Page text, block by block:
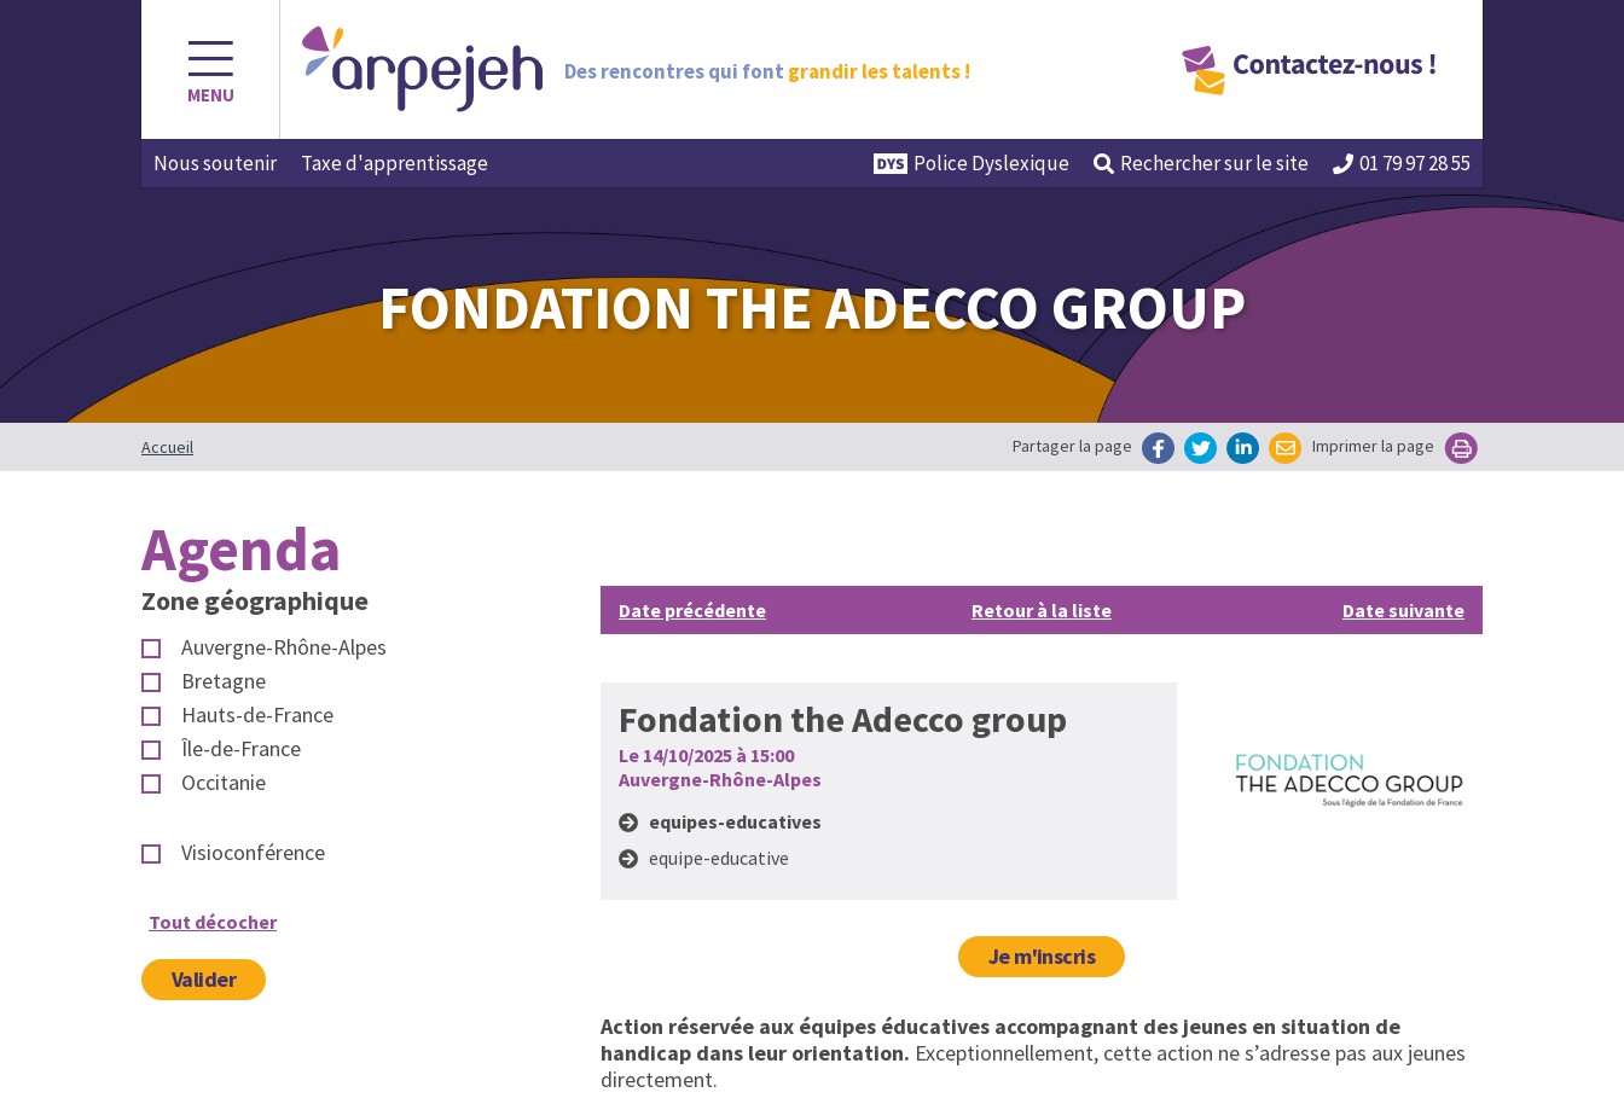
MENU
Des rencontres qui font grandir les talents !
Nous soutenir Taxe d'apprentissage Police Dyslexique Recherchersur le site 01 79 97 28 55
FONDATION THE ADECCO GROUP
Accueil Partager la page Imprimer la page
Agenda
Date précédente Retour à la liste Date suivante
Fondation the Adecco group
Le 14/10/2025 à 15:00
Auvergne-Rhône-Alpes
equipes-educatives
equipe-educative
Je m'inscris
Action réservée aux équipes éducatives accompagnant des jeunes en situation de
handicap dans leur orientation. Exceptionnellement, cette action ne s’adresse pas aux jeunes
directement.
Zone géographique
Auvergne-Rhône-Alpes
Bretagne
Hauts-de-France
Île-de-France
Occitanie
Visioconférence
Tout décocher
Valider